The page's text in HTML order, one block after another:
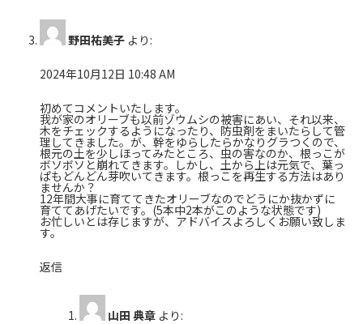
野田祐美子 より:
2024年10月12日 10:48 AM
初めてコメントいたします。
我が家のオリーブも以前ゾウムシの被害にあい、それ以来、
木をチェックするようになったり、防虫剤をまいたらして管
理してきました。が、幹をゆらしたらかなりグラつくので、
根元の土を少しほってみたところ、虫の害なのか、根っこが
ボソボソと崩れてきます。しかし、土から上は元気で、葉っ
ぱもどんどん芽吹いてきます。根っこを再生する方法はあり
ませんか？
12年間大事に育ててきたオリーブなのでどうにか抜かずに
育ててあげたいです。(5本中2本がこのような状態です)
お忙しいとは存じますが、アドバイスよろしくお願い致しま
す。
返信
山田 典章 より: